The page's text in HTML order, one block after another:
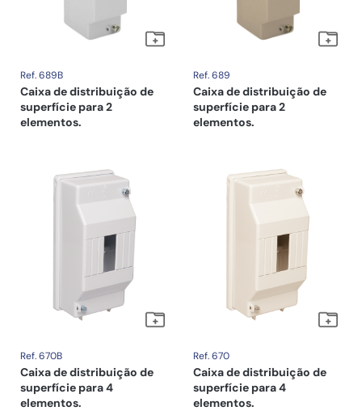
Ref. 689B
Caixa de distribuição de
superfície para 2
elementos.
Ref. 689
Caixa de distribuição de
superfície para 2
elementos.
Ref. 670B
Caixa de distribuição de
superfície para 4
elementos.
Ref. 670
Caixa de distribuição de
superfície para 4
elementos.